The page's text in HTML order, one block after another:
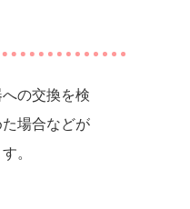
の交換を検
場合などが
。